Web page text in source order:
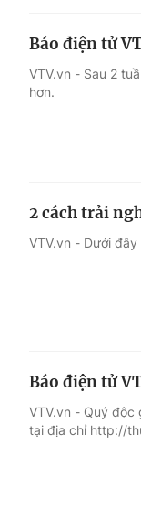
Báo điện tử
VTV.vn - Sau 2
hơn.
2 cách trải
VTV.vn - Dưới
Báo điện tử
VTV.vn - Quý độc
tại địa chỉ http://